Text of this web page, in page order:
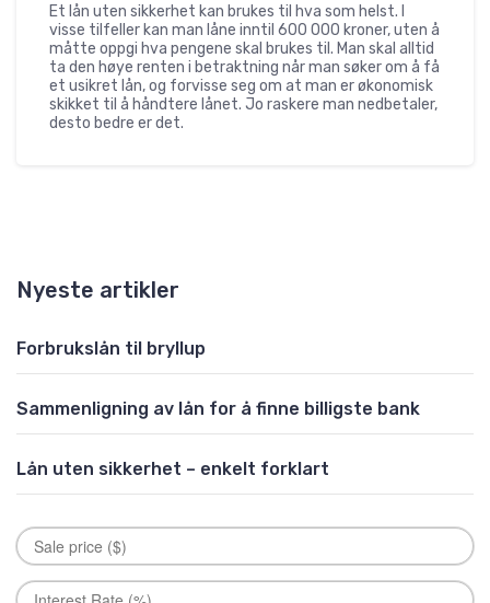
Et lån uten sikkerhet kan brukes til hva som helst. I
visse tilfeller kan man låne inntil 600 000 kroner, uten å
måtte oppgi hva pengene skal brukes til. Man skal alltid
ta den høye renten i betraktning når man søker om å få
et usikret lån, og forvisse seg om at man er økonomisk
skikket til å håndtere lånet. Jo raskere man nedbetaler,
desto bedre er det.
Nyeste artikler
Forbrukslån til bryllup
Sammenligning av lån for å finne billigste bank
Lån uten sikkerhet – enkelt forklart